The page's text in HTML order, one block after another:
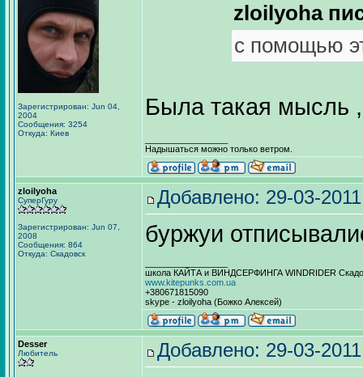
Зарегистрирован: Jun 04,
2004
Сообщения: 3254
Откуда: Киев
zloilyoha
с помощью
Была такая мысль ,
Надышаться можно только ветром.
zloilyoha
СуперГуру
Зарегистрирован: Jun 07,
2008
Сообщения: 864
Откуда: Скадовск
Добавлено: 29-03-
буржуи
школа КАЙТА и ВИНДСЕРФИНГА WINDRIDER
www.kitepunks.com.ua
+380671815090
skype - zloilyoha (Божко Алексей)
Desser
Любитель Добавлено: 29-03-